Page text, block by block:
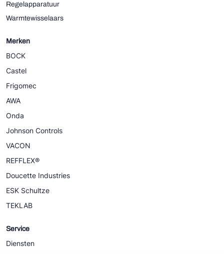
Regelapparatuur
Warmtewisselaars
Merken
BOCK
Castel
Frigomec
AWA
Onda
Johnson Controls
VACON
REFFLEX®
Doucette Industries
ESK Schultze
TEKLAB
Service
Diensten